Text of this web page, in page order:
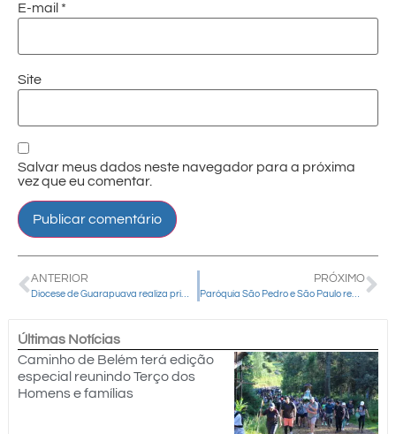
E-mail *
Site
Salvar meus dados neste navegador para a próxima
vez que eu comentar.
ANTERIOR PRÓXIMO
Paróquia São Pedro e São Paulo realiza Celebração do Perfume com encenação do gesto de Maria
Últimas Notícias
Caminho de Belém terá edição
especial reunindo Terço dos
Homens e famílias